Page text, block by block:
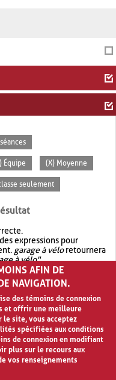
Équipe (X) Moyenne
seulement
expressions pour
garage à véloretournera
à vélo".
avec OR.garage OR vélo
quegarage à vélo
AFIN DE
NAVIGATION.
des témoins de connexion
et offrir une meilleure
le site, vous acceptez
spécifiées aux conditions
de connexion en modifiant
plus sur le recours aux
vos renseignements